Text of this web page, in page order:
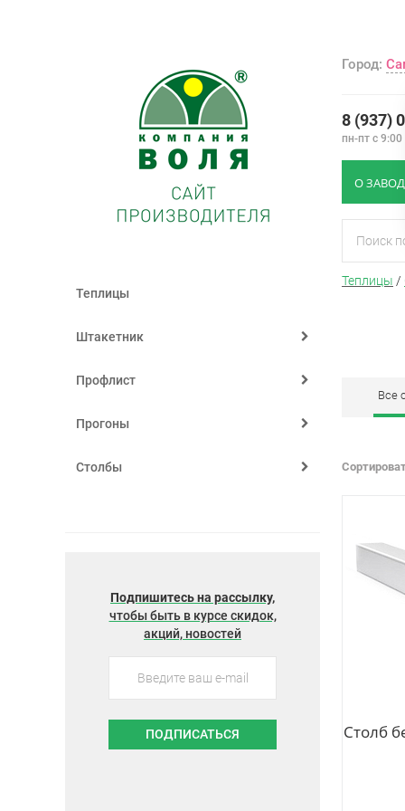
Город:
8 (937)
пн-пт с
О
Теплицы
Штакетник
Профлист
Прогоны
Столбы
Подпишитесь на рассылку,
чтобы быть в курсе скидок,
акций, новостей
ПОДПИСАТЬСЯ
Теплицы /
Все
Столб